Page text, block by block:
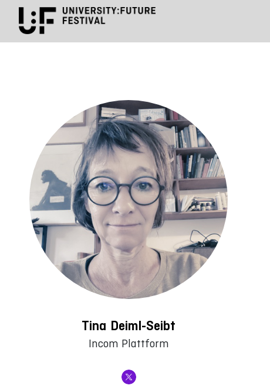
Tina Deiml-Seibt
Incom Plattform